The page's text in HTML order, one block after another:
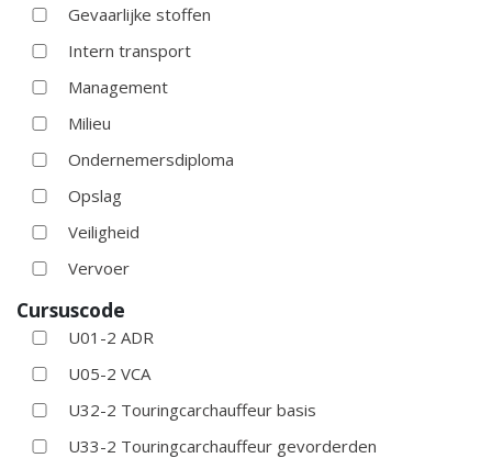
Gevaarlijke stoffen
Intern transport
Management
Milieu
Ondernemersdiploma
Opslag
Veiligheid
Vervoer
Cursuscode
U01-2 ADR
U05-2 VCA
U32-2 Touringcarchauffeur basis
U33-2 Touringcarchauffeur gevorderden